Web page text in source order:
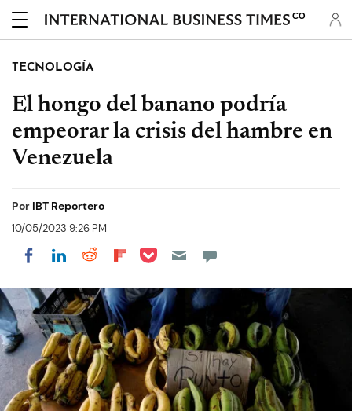
CO
TECNOLOGÍA
El hongo del banano podría
empeorar la crisis del hambre en
Venezuela
Por IBT Reportero
10/05/2023 9:26 PM
Share on Facebook
Share on LinkedIn
Share on Reddit
Share on Flipboard
Share on Pocket